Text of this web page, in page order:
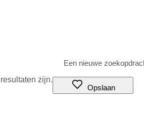
zijn.
Opslaan